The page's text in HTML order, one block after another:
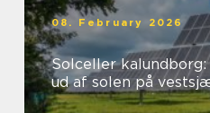
08. February 2026
Solceller
ud af solen på